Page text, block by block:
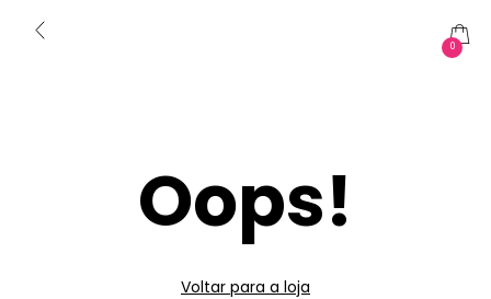
0
Oops!
Voltar para a loja